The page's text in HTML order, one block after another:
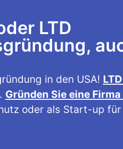
LTD
in den USA!
Gründen Sie eine
oder als Start-up